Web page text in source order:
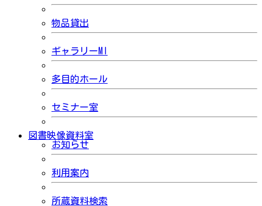
物品貸出
ギャラリーMI
多目的ホール
セミナー室
図書映像資料室
お知らせ
利用案内
所蔵資料検索